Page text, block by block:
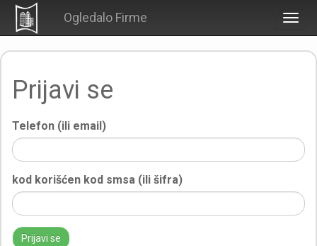
Ogledalo Firme
Prijavi se
Telefon (ili email)
kod korišćen kod smsa (ili šifra)
Prijavi se